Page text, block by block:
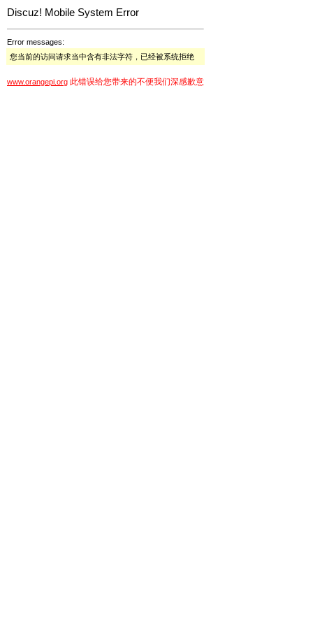
Discuz! Mobile System Error
Error messages:
您当前的访问请求当中含有非法字符，已经被系统拒绝
www.orangepi.org 此错误给您带来的不便我们深感歉意